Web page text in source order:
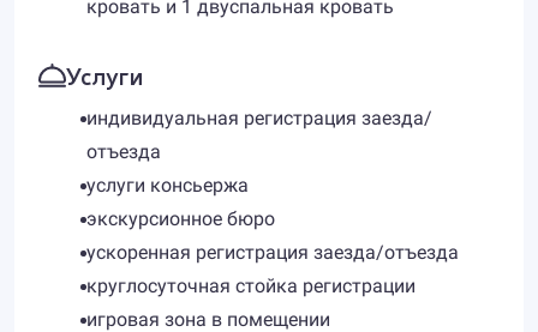
кровать и 1 двуспальная кровать
Услуги
индивидуальная регистрация заезда/
отъезда
услуги консьержа
экскурсионное бюро
ускоренная регистрация заезда/отъезда
круглосуточная стойка регистрации
игровая зона в помещении